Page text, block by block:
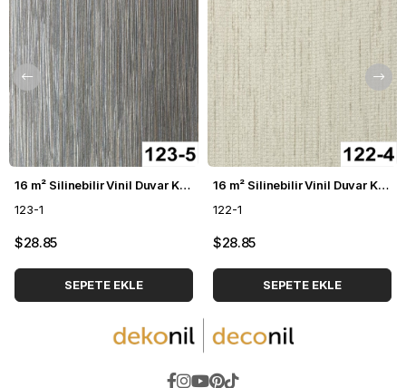
16 m² Silinebilir Vinil Duvar Kağıdı DH-123
123-1
$28.85
SEPETE EKLE
16 m² Silinebilir Vinil Duvar Kağıdı DH-122
122-1
$28.85
SEPETE EKLE